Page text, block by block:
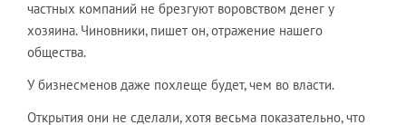
частных компаний не брезгуют воровством денег у
хозяина. Чиновники, пишет он, отражение нашего
общества.
У бизнесменов даже похлеще будет, чем во власти.
Открытия они не сделали, хотя весьма показательно, что